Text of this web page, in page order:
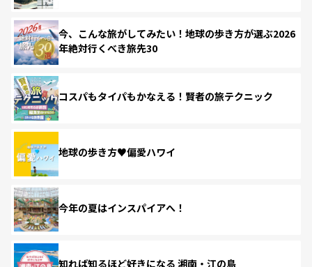
今、こんな旅がしてみたい！地球の歩き方が選ぶ2026
年絶対行くべき旅先30
コスパもタイパもかなえる！賢者の旅テクニック
地球の歩き方♥偏愛ハワイ
今年の夏はインスパイアへ！
知れば知るほど好きになる 湘南・江の島